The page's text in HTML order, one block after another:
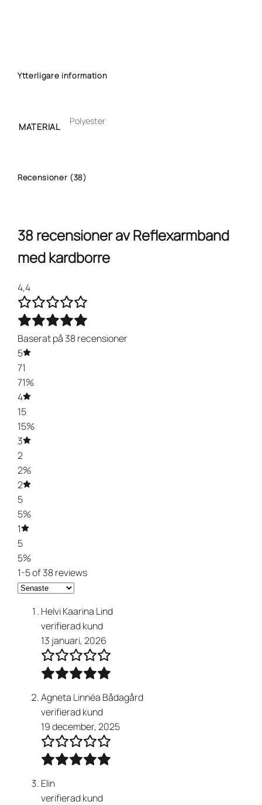
Ytterligare information
MATERIAL
Polyester
Recensioner (38)
38 recensioner avReflexarmband
med kardborre
4,4
Baserat på 38 recensioner
5
71
71%
4
15
15%
3
2
2%
2
5
5%
1
5
5%
1-5 of 38 reviews
Helvi Kaarina Lind
verifierad kund
13 januari, 2026
Agneta Linnéa Bådagård
verifierad kund
19 december, 2025
Elin
verifierad kund